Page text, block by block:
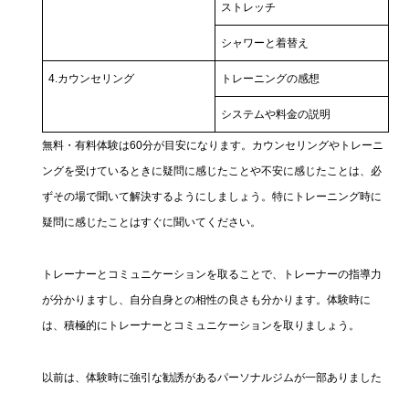
ストレッチ
シャワーと着替え
4.カウンセリング トレーニングの感想
システムや料金の説明
無料・有料体験は60分が目安になります。カウンセリングやトレーニ
ングを受けているときに疑問に感じたことや不安に感じたことは、必
ずその場で聞いて解決するようにしましょう。特にトレーニング時に
疑問に感じたことはすぐに聞いてください。
トレーナーとコミュニケーションを取ることで、トレーナーの指導力
が分かりますし、自分自身との相性の良さも分かります。体験時に
は、積極的にトレーナーとコミュニケーションを取りましょう。
以前は、体験時に強引な勧誘があるパーソナルジムが一部ありました